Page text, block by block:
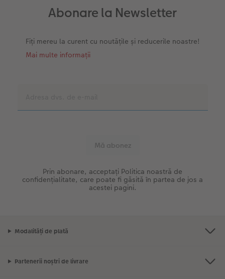
Abonare la Newsletter
Fiți mereu la curent cu noutățile și reducerile noastre!
Mai multe informații
Prin abonare, acceptați Politica noastră de
confidențialitate, care poate fi găsită în partea de jos a
acestei pagini.
Modalități de plată
Partenerii noștri de livrare